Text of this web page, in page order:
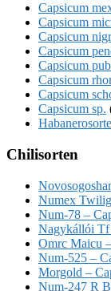
Capsicum
Capsicum
Capsicum
Capsicum
Capsicum
Capsicum
Capsicum
Capsicum sp.
Chilisorten
Numex
Num-78 –
Nagykállói Tf
Omrc Maicu
Num-525 –
Morgold –
Num-247 R